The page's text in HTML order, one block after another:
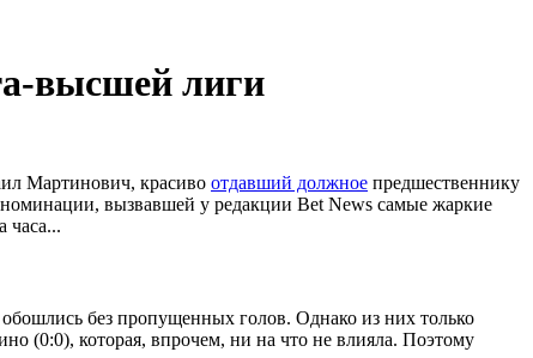
высшей лиги
Мартинович, красиво отдавший должное предшественнику
номинации, вызвавшей у редакции Bet News самые жаркие
часа...
обошлись без пропущенных голов. Однако из них только
(0:0), которая, впрочем, ни на что не влияла. Поэтому